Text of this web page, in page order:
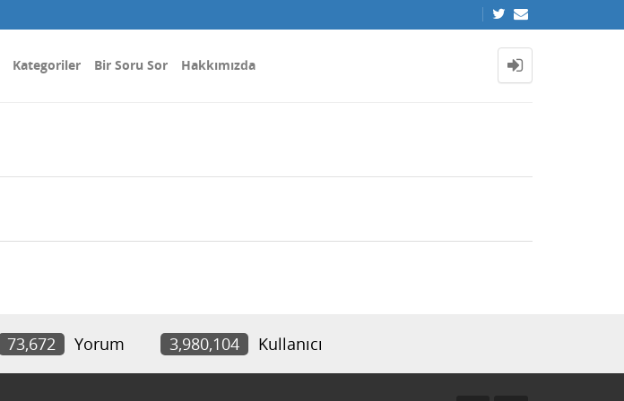
Kategoriler Bir Soru Sor Hakkımızda
73,672 Yorum 3,980,104 Kullanıcı